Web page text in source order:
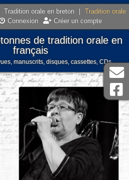
Tradition orale en breton
Tradition orale
Connexion Créer un compte
de tradition orale en
français
manuscrits, disques, cassettes, CDs